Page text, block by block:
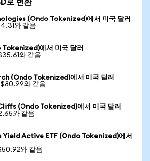
로 변환
(Ondo Tokenized)에서 미국 달러
와 같음
Tokenized)에서 미국 달러
와 같음
(Ondo Tokenized)에서 미국 달러
$80.99와 같음
(Ondo Tokenized)에서 미국 달러
와 같음
Yield Active ETF (Ondo Tokenized)에서
와 같음